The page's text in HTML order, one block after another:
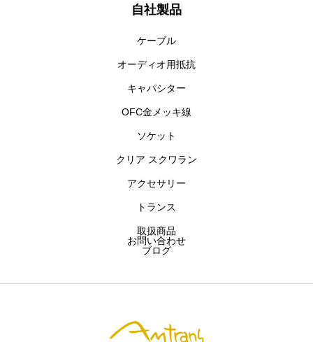
自社製品
ケーブル
オーディオ用抵抗
キャパシター
OFC金メッキ線
ソケット
クリア スクワラン
アクセサリー
トランス
取扱商品
お問い合わせ
ブログ